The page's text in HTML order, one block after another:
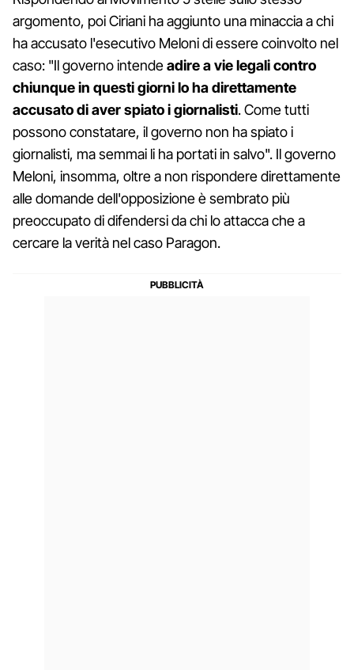
argomento, poi Ciriani ha aggiunto una minaccia a chi
ha accusato l'esecutivo Meloni di essere coinvolto nel
caso: "Il governo intendeadire a vie legali contro
chiunque in questi giorni lo ha direttamente
accusato di aver spiato i giornalisti. Come tutti
possono constatare, il governo non ha spiato i
giornalisti, ma semmai li ha portati in salvo". Il governo
Meloni, insomma, oltre a non rispondere direttamente
alle domande dell'opposizione è sembrato più
preoccupato di difendersi da chi lo attacca che a
cercare la verità nel caso Paragon.